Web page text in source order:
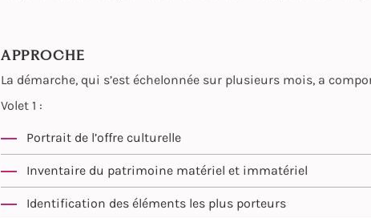
APPROCHE
La démarche, qui s’est échelonnée sur plusieurs mois, a
Volet 1 :
Portrait de l’offre culturelle
Inventaire du patrimoine matériel et immatériel
Identification des éléments les plus porteurs